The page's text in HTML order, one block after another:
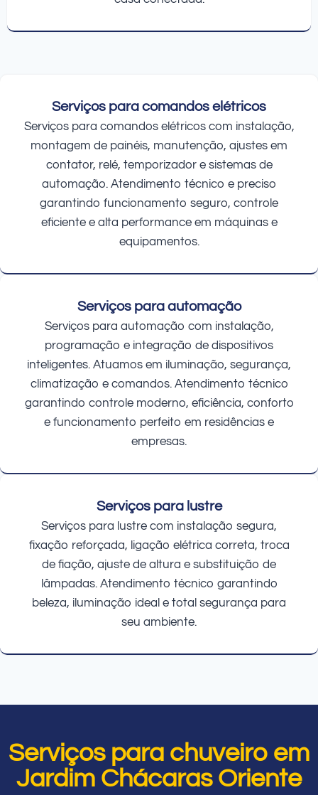
Serviços para comandos elétricos
Serviços para comandos elétricos com instalação,
montagem de painéis, manutenção, ajustes em
contator, relé, temporizador e sistemas de
automação. Atendimento técnico e preciso
garantindo funcionamento seguro, controle
eficiente e alta performance em máquinas e
equipamentos.
Serviços para automação
Serviços para automação com instalação,
programação e integração de dispositivos
inteligentes. Atuamos em iluminação, segurança,
climatização e comandos. Atendimento técnico
garantindo controle moderno, eficiência, conforto
e funcionamento perfeito em residências e
empresas.
Serviços para lustre
Serviços para lustre com instalação segura,
fixação reforçada, ligação elétrica correta, troca
de fiação, ajuste de altura e substituição de
lâmpadas. Atendimento técnico garantindo
beleza, iluminação ideal e total segurança para
seu ambiente.
Serviços para chuveiro em
Jardim Chácaras Oriente